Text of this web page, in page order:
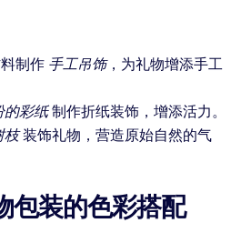
制作 手工吊饰，为礼物增添手工
的彩纸制作折纸装饰，增添活力。
枝装饰礼物，营造原始自然的气
包装的色彩搭配